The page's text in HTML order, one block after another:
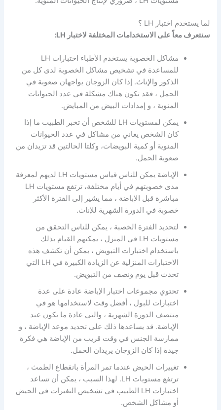
لما يستخدم اختبار LH ؟
سنتعرف معاً على الاستخدامات المختلفة لاختبار LH:
مشاكل الخصوبة يستخدم الأطباء اختبارات LH
للمساعدة في تشخيص مشاكل الخصوبة لدى كل من
الذكور والإناث. إذا كان الزوجان يواجهان صعوبة في
الحمل ، فقد تكون هناك مشكلة في عدد الحيوانات
المنوية ، و إمدادات البيض من المبايض.
يمكن لمستويات LH للشخص أن تخبر الطبيب ما إذا
كان الشخص يعاني من مشاكل في عدد الحيوانات
المنوية أو كمية البويضات، وكلتا الحالتين قد تزيدان من
صعوبة الحمل.
الإباضة يمكن للناس قياس مستويات LH لديهم لمعرفة
مدى خصوبتهم في أيام مختلفة، ترتفع مستويات LH
مباشرة قبل الإباضة ، مما يشير إلى الفترة الأكثر
خصوبة في الدورة الشهرية للإناث.
لتحديد الفترة الخصبة ، يمكن للناس التحقق من
مستويات LH في المنزل ، يمكنهم القيام بذلك
باستخدام اختبارات التبويض ، يمكن أن تكشف هذه
الاختبارات المنزلية عن الزيادة الكبيرة في LH التي
تحدث قبل يوم ونصف من التبويض.
تحتوي مجموعات اختبار الإباضة عادة على عدة
اختبارات للبول ، أفضل وقت لاستخدامها هو في
منتصف الدورة الشهرية ، والتي عادة ما تكون عند
الإباضة. قد يساعدها ذلك على تحديد موعد الإباضة ، و
ممارسة الجنس في وقت قريب من الإباضة هي فكرة
جيدة إذا كان الزوجان يريدان الحمل.
تغييرات الحيض عندما تمر المرأة بانقطاع الطمث ،
ترتفع مستويات LH. لهذا السبب ، يمكن أن تساعد
اختبارات LH الطبيب في تشخيص التغيرات في الحيض
أو مشاكل الشخص.